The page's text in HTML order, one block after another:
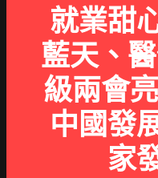
就業甜
藍天、
級兩會
中國發
家